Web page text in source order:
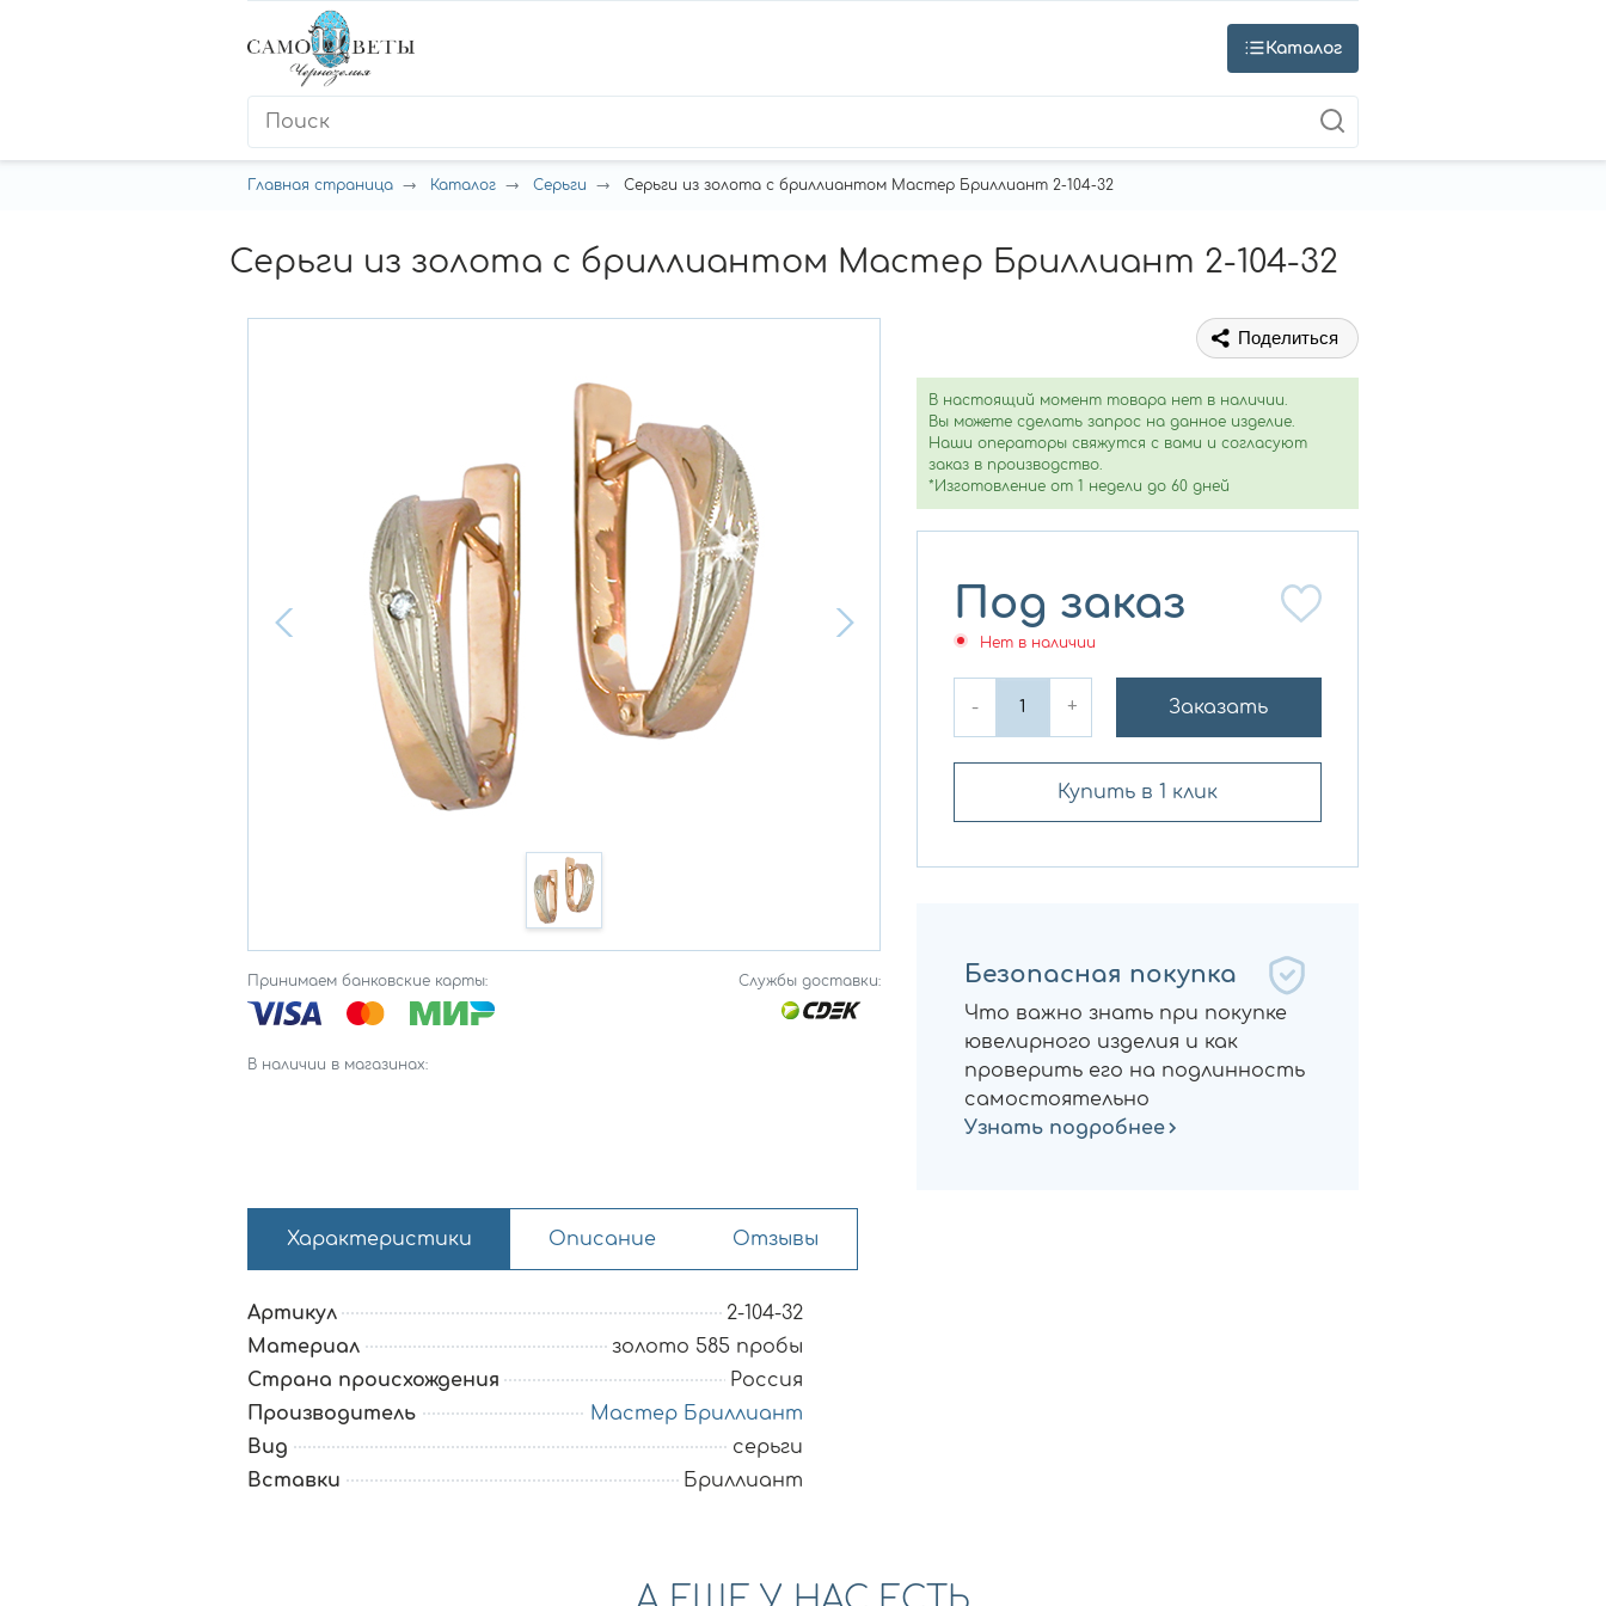
Каталог
Главная страница Каталог Серьги Серьги из золота с бриллиантом Мастер Бриллиант 2-104-32
Серьги из золота с бриллиантом Мастер Бриллиант 2-104-32
Принимаем банковские карты: Службы доставки:
В наличии в магазинах:
Поделиться
В настоящий момент товара нет в наличии.
Вы можете сделать запрос на данное изделие.
Наши операторы свяжутся с вами и согласуют
заказ в производство.
*Изготовление от 1 недели до 60 дней
Под заказ
Нет в наличии
- + Заказать
Купить в 1 клик
Безопасная покупка
Что важно знать при покупке
ювелирного изделия и как
проверить его на подлинность
самостоятельно
Узнать подробнее
Характеристики Описание Отзывы
Артикул
2-104-32
Материал
золото 585 пробы
Страна происхождения
Россия
Производитель
Мастер Бриллиант
Вид
серьги
Вставки
Бриллиант